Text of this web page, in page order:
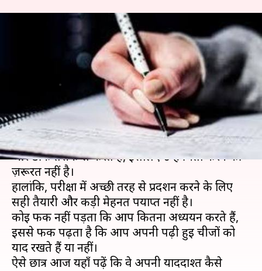
Board Exam 2019: बोर्ड परीक्षा से
पहले अपनी याददाश्त को बढ़ाने के
लिए अपनाएं ये टिप्स
Dec 19, 2018 10:00 pm
क्या है खबर?
कई सारे छात्र बोर्ड परीक्षा की तैयारी कड़ी मेहनत के साथ
और ठीक तरीके से करते हैं, इसलिए उन्हें चिंता करने की
ज़रूरत नहीं है।
हालांकि, परीक्षा में अच्छी तरह से प्रदर्शन करने के लिए
सही तैयारी और कड़ी मेहनत पर्याप्त नहीं है।
कोई फर्क नहीं पड़ता कि आप कितना अध्ययन करते हैं,
इससे फर्क पढ़ता है कि आप अपनी पढ़ी हुई चीजों को
याद रखते हैं या नहीं।
ऐसे छात्र आज यहाँ पढ़ें कि वे अपनी याददाश्त कैसे